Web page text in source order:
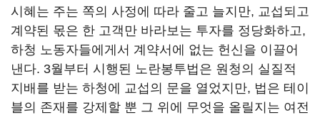
시혜는 주는 쪽의 사정에 따라 줄고 늘지만, 교섭되고
계약된 몫은 한 고객만 바라보는 투자를 정당화하고,
하청 노동자들에게서 계약서에 없는 헌신을 이끌어
낸다. 3월부터 시행된 노란봉투법은 원청의 실질적
지배를 받는 하청에 교섭의 문을 열었지만, 법은 테이
블의 존재를 강제할 뿐 그 위에 무엇을 올릴지는 여전